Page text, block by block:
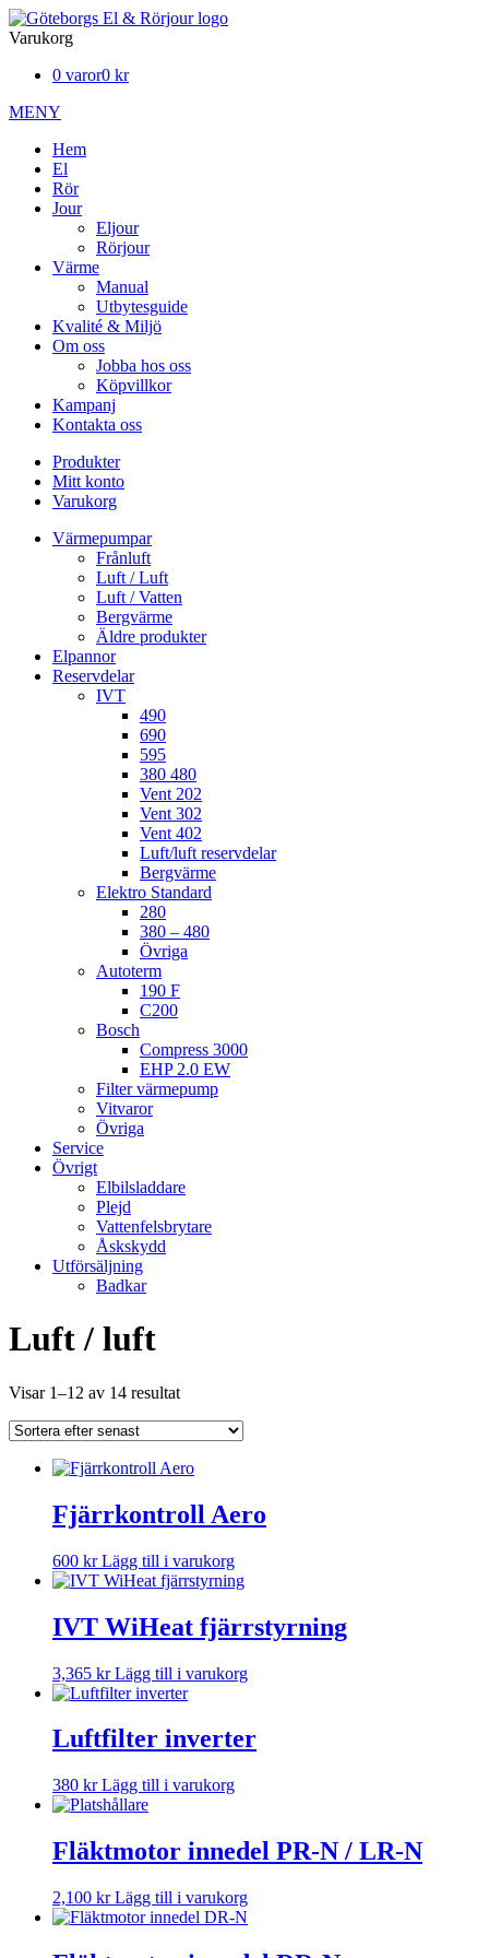
Varukorg
0 varor0 kr
MENY
Hem
El
Rör
Jour
Eljour
Rörjour
Värme
Manual
Utbytesguide
Kvalité & Miljö
Om oss
Jobba hos oss
Köpvillkor
Kampanj
Kontakta oss
Produkter
Mitt konto
Varukorg
Värmepumpar
Frånluft
Luft / Luft
Luft / Vatten
Bergvärme
Äldre produkter
Elpannor
Reservdelar
IVT
490
690
595
380 480
Vent 202
Vent 302
Vent 402
Luft/luft reservdelar
Bergvärme
Elektro Standard
280
380 – 480
Övriga
Autoterm
190 F
C200
Bosch
Compress 3000
EHP 2.0 EW
Filter värmepump
Vitvaror
Övriga
Service
Övrigt
Elbilsladdare
Plejd
Vattenfelsbrytare
Åskskydd
Utförsäljning
Badkar
Luft / luft
Visar 1–12 av 14 resultatSortera
Fjärrkontroll Aero
600 kr Lägg till i varukorg
IVT WiHeat fjärrstyrning
3,365 kr Lägg till i varukorg
Luftfilter inverter
380 kr Lägg till i varukorg
Fläktmotor innedel PR-N / LR-N
2,100 kr Lägg till i varukorg